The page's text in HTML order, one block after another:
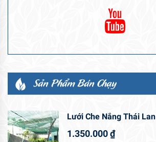
Sản Phẩm Bán Chạy
Lưới Che Nắng Thái Lan
1.350.000₫